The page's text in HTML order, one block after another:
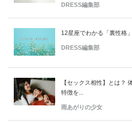
DRESS編集部
12星座でわかる「裏性格
DRESS編集部
【セックス相性】とは？
特徴を...
雨あがりの少女